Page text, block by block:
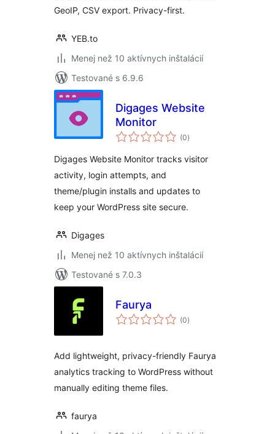
GeoIP, CSV export. Privacy-first.
YEB.to
Menej než 10 aktívnych inštalácií
Testované s 6.9.6
Digages Website
Monitor
(0celkové
hodnotenie
)
Digages Website Monitor tracks visitor
activity, login attempts, and
theme/plugin installs and updates to
keep your WordPress site secure.
Digages
Menej než 10 aktívnych inštalácií
Testované s 7.0.3
Faurya
(0celkové
hodnotenie
)
Add lightweight, privacy-friendly Faurya
analytics tracking to WordPress without
manually editing theme files.
faurya